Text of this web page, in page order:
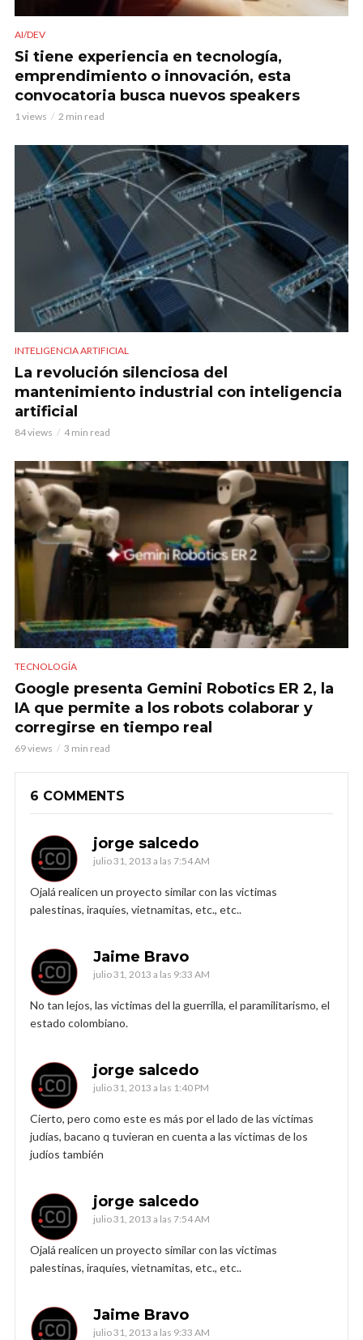
AI/DEV
Si tiene experiencia en tecnología,
emprendimiento o innovación, esta
convocatoria busca nuevos speakers
1 views 2 min read
INTELIGENCIA ARTIFICIAL
La revolución silenciosa del
mantenimiento industrial con inteligencia
artificial
84 views 4 min read
TECNOLOGÍA
Google presenta Gemini Robotics ER 2, la
IA que permite a los robots colaborar y
corregirse en tiempo real
69 views 3 min read
6 COMMENTS
jorge salcedo
julio 31, 2013 a las 7:54 AM
Ojalá realicen un proyecto similar con las victimas
palestinas, iraquíes, vietnamitas, etc., etc..
Jaime Bravo
julio 31, 2013 a las 9:33 AM
No tan lejos, las victimas del la guerrilla, el paramilitarismo, el
estado colombiano.
jorge salcedo
julio 31, 2013 a las 1:40 PM
Cierto, pero como este es más por el lado de las víctimas
judías, bacano q tuvieran en cuenta a las víctimas de los
judíos también
jorge salcedo
julio 31, 2013 a las 7:54 AM
Ojalá realicen un proyecto similar con las victimas
palestinas, iraquíes, vietnamitas, etc., etc..
Jaime Bravo
julio 31, 2013 a las 9:33 AM